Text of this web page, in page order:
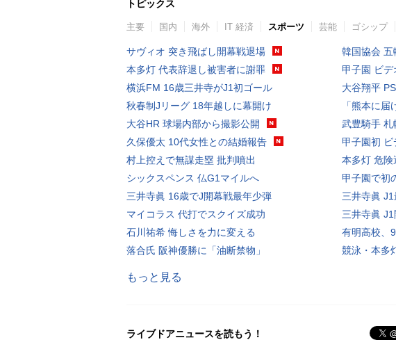
トピックス
主要 国内 海外 IT 経済 スポーツ 芸能 ゴシップ
サヴィオ 突き飛ばし開幕戦退場
本多灯 代表辞退し被害者に謝罪
横浜FM 16歳三井寺がJ1初ゴール
秋春制Jリーグ 18年越しに幕開け
大谷HR 球場内部から撮影公開
久保優太 10代女性との結婚報告
村上控えで無謀走塁 批判噴出
シックスペンス 仏G1マイルへ
三井寺眞 16歳でJ開幕戦最年少弾
マイコラス 代打でスクイズ成功
石川祐希 悔しさを力に変える
落合氏 阪神優勝に「油断禁物」
韓国協会 五
甲子園 ビデ
大谷翔平
「熊本に
武豊騎手 札
甲子園初
本多灯 危険
甲子園で初
三井寺眞
三井寺眞
有明高校、
競泳・本多
もっと見る
ライブドアニュースを読もう！